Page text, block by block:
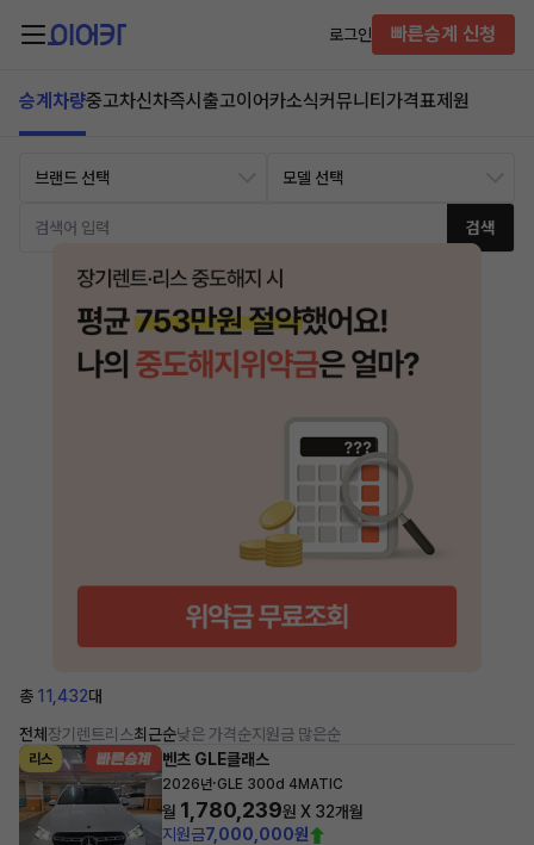
로그인 빠른승계 신청
승계차량중고차신차즉시출고이어카소식커뮤니티 가격표제원
검색
총 11,432대
전체 장기렌트리스최근순낮은 가격순지원금 많은순
리스 벤츠 GLE클래스
2026년·GLE 300d 4MATIC
월 1,780,239원 X 32개월
지원금7,000,000원